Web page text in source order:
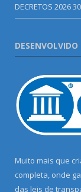
DECRETOS 2026
DESENVOLVIDO
Muito mais que
completa, onde
das leis de